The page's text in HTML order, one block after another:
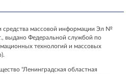
средства массовой информации Эл №
выдано Федеральной службой по
технологий и массовых
"Ленинградская областная